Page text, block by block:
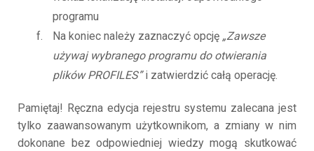
programu
Na koniec należy zaznaczyć opcję „Zawsze
używaj wybranego programu do otwierania
plików PROFILES”i zatwierdzić całą operację.
Pamiętaj! Ręczna edycja rejestru systemu zalecana jest
tylko zaawansowanym użytkownikom, a zmiany w nim
dokonane bez odpowiedniej wiedzy mogą skutkować